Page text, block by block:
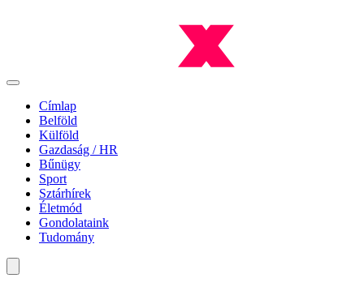
Címlap
Belföld
Külföld
Gazdaság / HR
Bűnügy
Sport
Sztárhírek
Életmód
Gondolataink
Tudomány